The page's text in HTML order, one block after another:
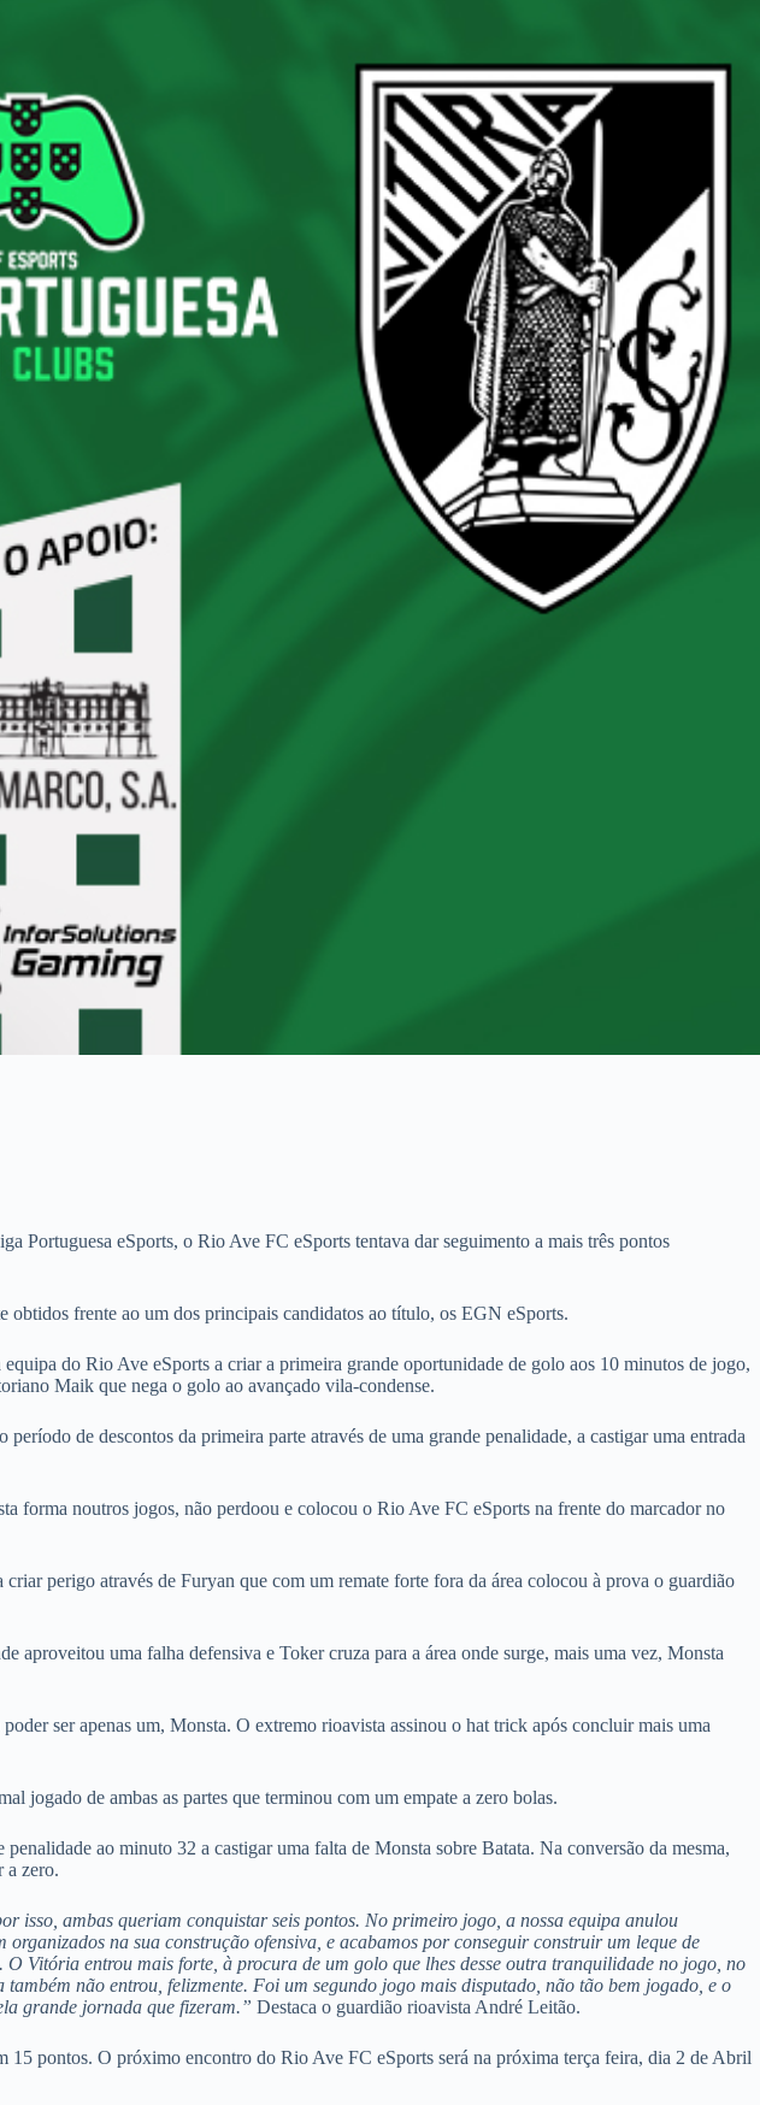
Portuguesa eSports, o Rio Ave FC eSports tentava dar seguimento a mais três pontos
frente ao um dos principais candidatos ao título, os EGN eSports.
do Rio Ave eSports a criar a primeira grande oportunidade de golo aos 10 minutos de jogo,
Maik que nega o golo ao avançado vila-condense.
de descontos da primeira parte através de uma grande penalidade, a castigar uma entrada
forma noutros jogos, não perdoou e colocou o Rio Ave FC eSports na frente do marcador no
perigo através de Furyan que com um remate forte fora da área colocou à prova o guardião
uma falha defensiva e Toker cruza para a área onde surge, mais uma vez, Monsta
ser apenas um, Monsta. O extremo rioavista assinou o hat trick após concluir mais uma
jogado de ambas as partes que terminou com um empate a zero bolas.
ao minuto 32 a castigar uma falta de Monsta sobre Batata. Na conversão da mesma,
a zero.
isso, ambas queriam conquistar seis pontos. No primeiro jogo, a nossa equipa anulou
na sua construção ofensiva, e acabamos por conseguir construir um leque de
Vitória entrou mais forte, à procura de um golo que lhes desse outra tranquilidade no jogo, no
não entrou, felizmente. Foi um segundo jogo mais disputado, não tão bem jogado, e o
grande jornada que fizeram.” Destaca o guardião rioavista André Leitão.
pontos. O próximo encontro do Rio Ave FC eSports será na próxima terça feira, dia 2 de Abril